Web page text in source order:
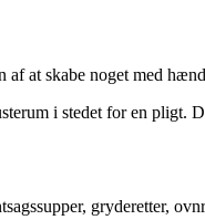
at skabe noget med
i stedet for en pligt.
gryderetter,